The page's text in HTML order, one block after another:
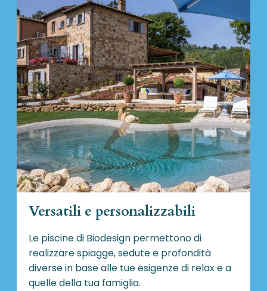
Versatili e personalizzabili
Le piscine di Biodesign permettono di
realizzare spiagge, sedute e profondità
diverse in base alle tue esigenze di relax e a
quelle della tua famiglia.